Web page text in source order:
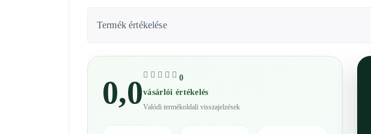
Termék értékelése
0,0
0
vásárlói értékelés
Valódi termékoldali visszajelzések